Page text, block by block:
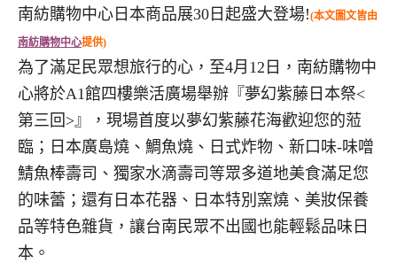
南紡購物中心日本商品展30日起盛大登場!(本文圖文皆由
南紡購物中心提供)
為了滿足民眾想旅行的心，至4月12日，南紡購物中
心將於A1館四樓樂活廣場舉辦『夢幻紫藤日本祭<
第三回>』，現場首度以夢幻紫藤花海歡迎您的蒞
臨；日本廣島燒、鯛魚燒、日式炸物、新口味-味噌
鯖魚棒壽司、獨家水滴壽司等眾多道地美食滿足您
的味蕾；還有日本花器、日本特別窯燒、美妝保養
品等特色雜貨，讓台南民眾不出國也能輕鬆品味日
本。